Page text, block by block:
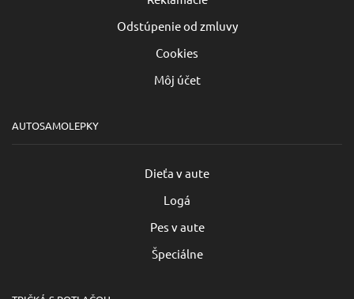
Odstúpenie od zmluvy
Cookies
Môj účet
AUTOSAMOLEPKY
Dieťa v aute
Logá
Pes v aute
Špeciálne